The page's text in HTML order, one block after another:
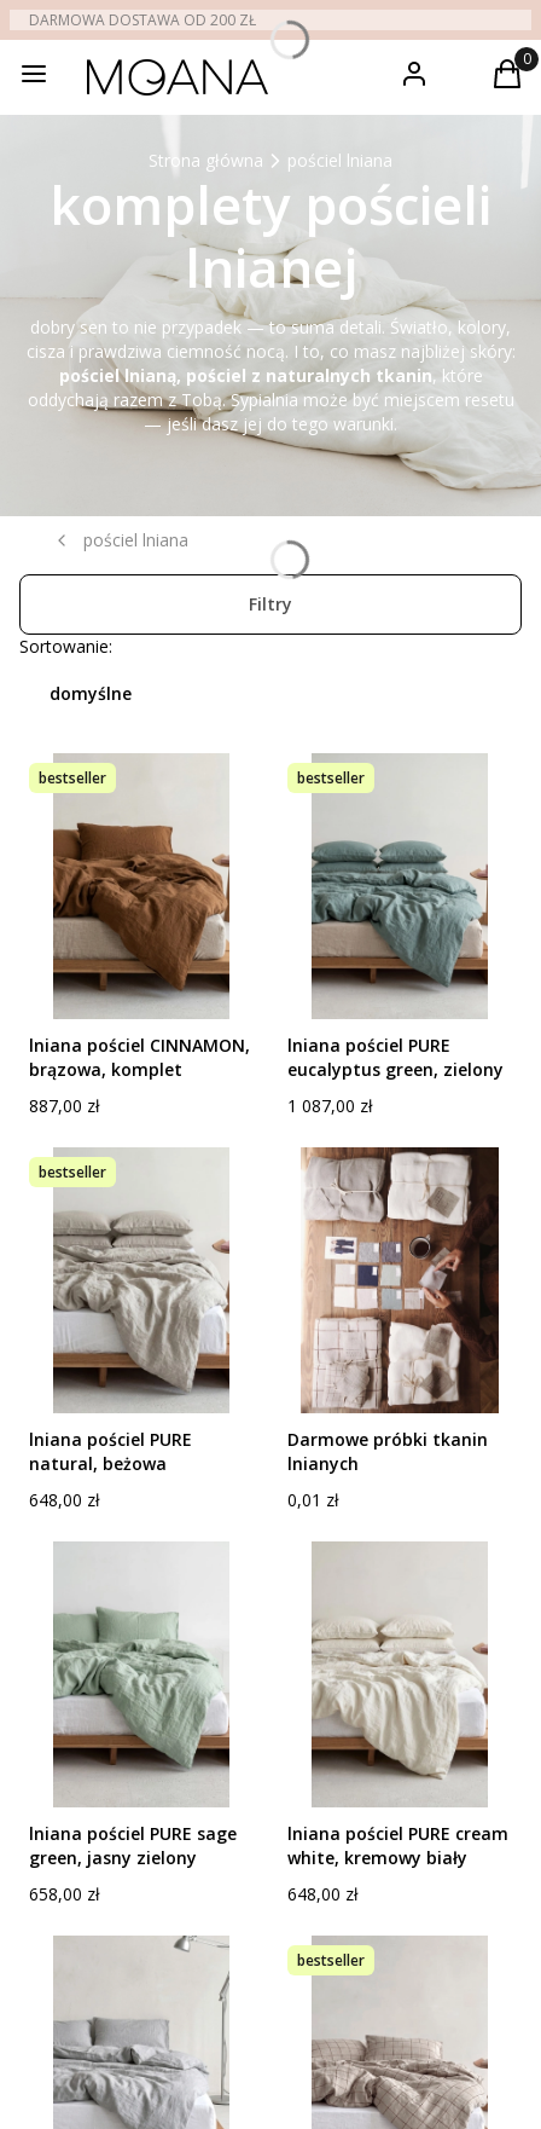
DARMOWA DOSTAWA OD 200 ZŁ
sklep Zaloguj się
Strona główna pościel lniana
komplety pościeli
lnianej
dobry sen to nie przypadek — to suma detali. Światło, kolory,
cisza i prawdziwa ciemność nocą. I to, co masz najbliżej skóry:
pościel lnianą, pościel z naturalnych tkanin, które
oddychają razem z Tobą. Sypialnia może być miejscem resetu
— jeśli dasz jej do tego warunki.
pościel lniana
Filtry
Lista produktów
Sortowanie:
domyślne
bestseller
lniana pościel CINNAMON,
brązowa, komplet
Cena
887,00 zł
bestseller
lniana pościel PURE
eucalyptus green, zielony
Cena
1 087,00 zł
bestseller
lniana pościel PURE
natural, beżowa
Cena
648,00 zł
Darmowe próbki tkanin
lnianych
Cena
0,01 zł
lniana pościel PURE sage
green, jasny zielony
Cena
658,00 zł
lniana pościel PURE cream
white, kremowy biały
Cena
648,00 zł
bestseller